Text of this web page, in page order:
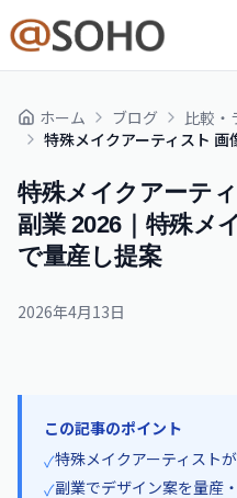
ホーム ブログ
比較・
特殊メイクアーテ
副業 2026｜特殊メ
で量産し提案
2026年4月13日
この記事のポイント
✓特殊メイクアーティスト
✓副業でデザイン案を量産